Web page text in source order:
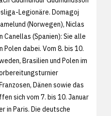
Legionäre. Domagoj
(Norwegen), Niclas
Canellas (Spanien): Sie alle
dabei. Vom 8. bis 10.
Brasilien und Polen im
Dänen sowie das
sich vom 7. bis 10. Januar
in Paris. Die deutsche